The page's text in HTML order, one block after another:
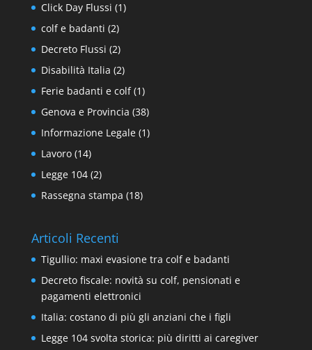
Click Day Flussi (1)
colf e badanti (2)
Decreto Flussi (2)
Disabilità Italia (2)
Ferie badanti e colf(1)
Genova e Provincia (38)
Informazione Legale(1)
Lavoro(14)
Legge 104(2)
Rassegna stampa (18)
Articoli Recenti
Tigullio: maxi evasione tra colf e badanti
Decreto fiscale: novità su colf, pensionati e
pagamenti elettronici
Italia: costano di più gli anziani che i figli
Legge 104 svolta storica: più diritti ai caregiver